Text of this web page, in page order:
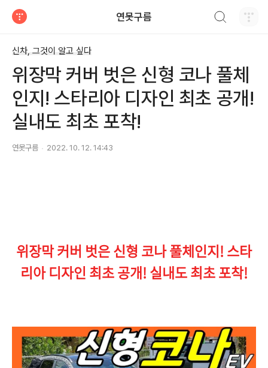
연못구름
신차, 그것이 알고 싶다
위장막 커버 벗은 신형 코나 풀체
인지! 스타리아 디자인 최초 공개!
실내도 최초 포착!
연못구름 2022. 10. 12. 14:43
위장막 커버 벗은 신형 코나 풀체인지! 스타
리아 디자인 최초 공개! 실내도 최초 포착!